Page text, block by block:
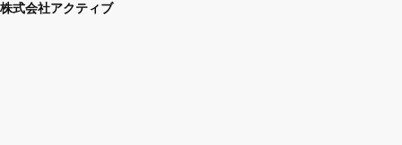
株式会社アクティブ